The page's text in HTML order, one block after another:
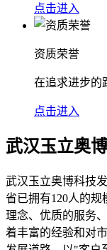
点击进入
资质荣誉
在追求进步的
点击进入
武汉玉立奥
武汉玉立奥博科技
省已拥有120人的
理念、优质的服务
着丰富的经验和对